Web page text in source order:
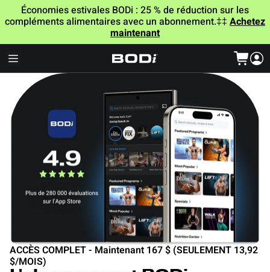
Économies estivales BODi : 25 % de réduction sur les
compléments alimentaires avec un abonnement.‡‡ Achetez
maintenant
ACCÈS COMPLET - Maintenant 167 $ (SEULEMENT 13,92
$/MOIS)